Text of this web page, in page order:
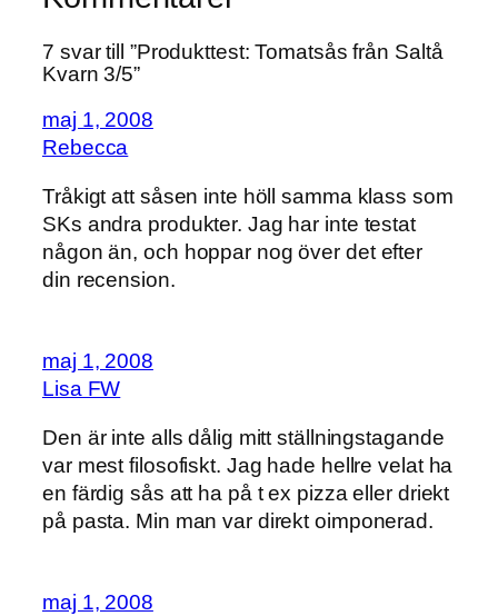
7 svar till ”Produkttest: Tomatsås från Saltå
Kvarn 3/5”
maj 1, 2008
Rebecca
Tråkigt att såsen inte höll samma klass som
SKs andra produkter. Jag har inte testat
någon än, och hoppar nog över det efter
din recension.
maj 1, 2008
Lisa FW
Den är inte alls dålig mitt ställningstagande
var mest filosofiskt. Jag hade hellre velat ha
en färdig sås att ha på t ex pizza eller driekt
på pasta. Min man var direkt oimponerad.
maj 1, 2008